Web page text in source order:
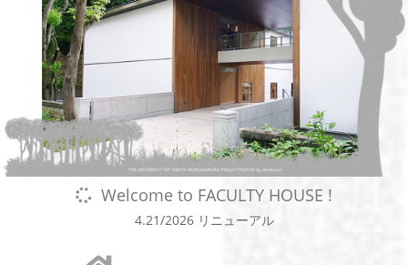
Welcome to FACULTY HOUSE !
4.21/2026 リニューアル